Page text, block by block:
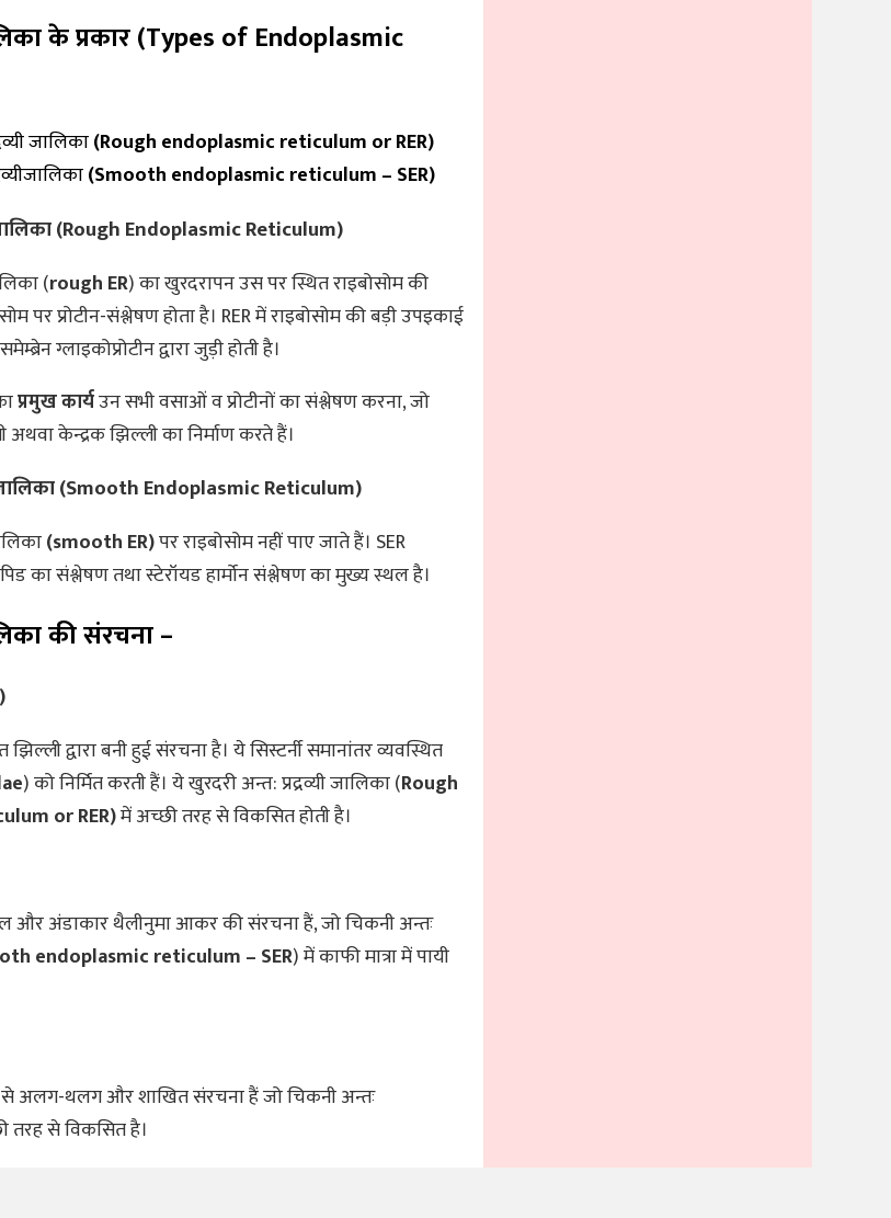
के प्रकार (Types of Endoplasmic
जालिका(Rough endoplasmic reticulum or RER)
(Smooth endoplasmic reticulum – SER)
जालिका (Rough Endoplasmic Reticulum)
(rough ER) का खुरदरापन उस पर स्थित राइबोसोम की
पर प्रोटीन-संश्लेषण होता है। RER में राइबोसोम की बड़ी उपइकाई
ग्लाइकोप्रोटीन द्वारा जुड़ी होती है।
प्रमुख कार्यउन सभी वसाओं व प्रोटीनों का संश्लेषण करना, जो
अथवा केन्द्रक झिल्ली का निर्माण करते हैं।
जालिका (Smooth Endoplasmic Reticulum)
(smooth ER)पर राइबोसोम नहीं पाए जाते हैं। SER
का संश्लेषण तथा स्टेरॉयड हार्मोन संश्लेषण का मुख्य स्थल है।
की संरचना –
द्वारा बनी हुई संरचना है। ये सिस्टर्नी समानांतर व्यवस्थित
) को निर्मित करती हैं। ये खुरदरी अन्त: प्रद्रव्यी जालिका (Rough
or RER)में अच्छी तरह से विकसित होती है।
और अंडाकार थैलीनुमा आकर की संरचना हैं, जो चिकनी अन्तः
endoplasmic reticulum – SER) में काफी मात्रा में पायी
से अलग-थलग और शाखित संरचना हैं जो चिकनी अन्तः
तरह से विकसित है।